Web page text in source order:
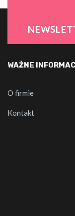
WAŻNE
O firmie
Kontakt